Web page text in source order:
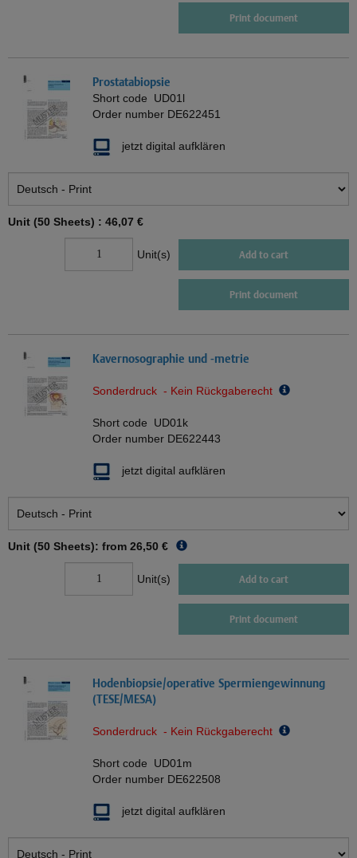
Print document
Prostatabiopsie
Short code UD01l
Order number DE622451
jetzt digital aufklären
Unit (50 Sheets) : 46,07 €
Unit(s) Add to cart
Print document
Kavernosographie und -metrie
Sonderdruck - Kein Rückgaberecht
Short code UD01k
Order number DE622443
jetzt digital aufklären
Unit (50 Sheets): from 26,50 €
Unit(s) Add to cart
Print document
Hodenbiopsie/operative Spermiengewinnung
(TESE/MESA)
Sonderdruck - Kein Rückgaberecht
Short code UD01m
Order number DE622508
jetzt digital aufklären